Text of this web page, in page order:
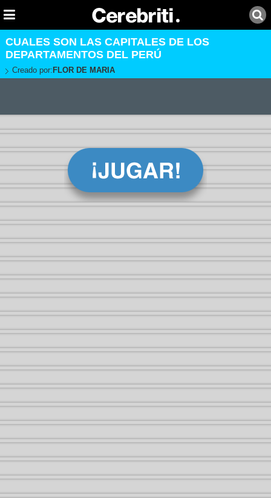
CUALES SON LAS CAPITALES DE LOS
DEPARTAMENTOS DEL PERÚ
Creado por: FLOR DE MARIA